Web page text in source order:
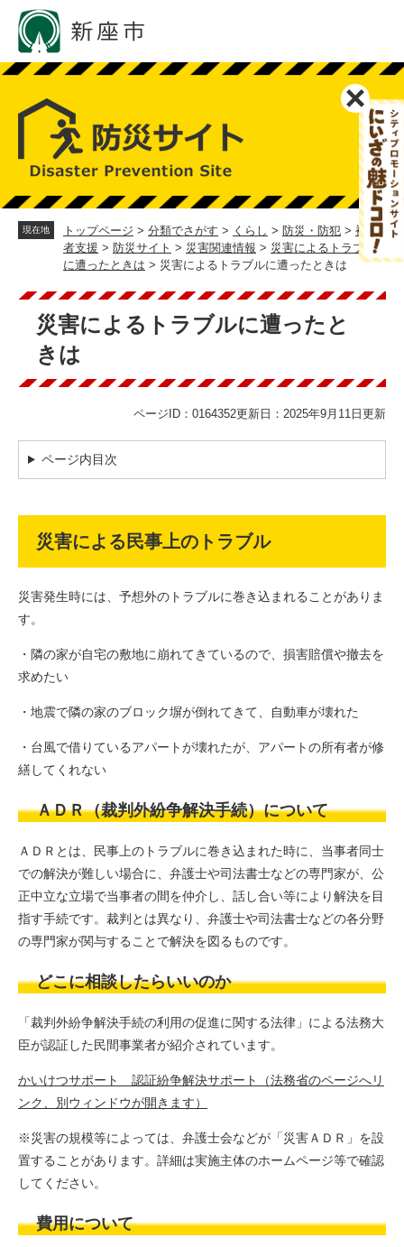
の
ー
文
現在地 トップページ > 分類でさがす > くらし > 防災・防犯 > 被災
者支援 > 防災サイト > 災害関連情報 > 災害によるトラブル
に遭ったときは > 災害によるトラブルに遭ったときは
本
災害によるトラブルに遭ったと
きは
ページID：0164352更新日：2025年9月11日更新
ページ内目次
災害による民事上のトラブル
災害発生時には、予想外のトラブルに巻き込まれることがありま
す。
・隣の家が自宅の敷地に崩れてきているので、損害賠償や撤去を
求めたい
・地震で隣の家のブロック塀が倒れてきて、自動車が壊れた
・台風で借りているアパートが壊れたが、アパートの所有者が修
繕してくれない
ＡＤＲ（裁判外紛争解決手続）について
ＡＤＲとは、民事上のトラブルに巻き込まれた時に、当事者同士
での解決が難しい場合に、弁護士や司法書士などの専門家が、公
正中立な立場で当事者の間を仲介し、話し合い等により解決を目
指す手続です。裁判とは異なり、弁護士や司法書士などの各分野
の専門家が関与することで解決を図るものです。
どこに相談したらいいのか
「裁判外紛争解決手続の利用の促進に関する法律」による法務大
臣が認証した民間事業者が紹介されています。
かいけつサポート 認証紛争解決サポート（法務省のページへリ
ンク、別ウィンドウが開きます）
※災害の規模等によっては、弁護士会などが「災害ＡＤＲ」を設
置することがあります。詳細は実施主体のホームページ等で確認
してください。
費用について